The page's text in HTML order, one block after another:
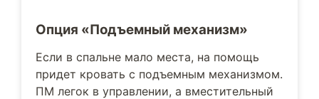
Опция «Подъемный механизм»
Если в спальне мало места, на помощь
придет кровать с подъемным механизмом.
ПМ легок в управлении, а вместительный